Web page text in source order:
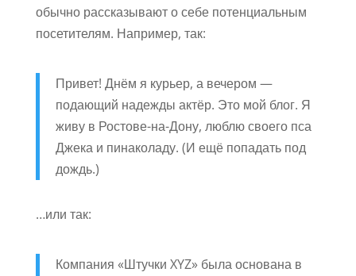
обычно рассказывают о себе потенциальным
посетителям. Например, так:
Привет! Днём я курьер, а вечером —
подающий надежды актёр. Это мой блог. Я
живу в Ростове-на-Дону, люблю своего пса
Джека и пинаколаду. (И ещё попадать под
дождь.)
…или так:
Компания «Штучки XYZ» была основана в